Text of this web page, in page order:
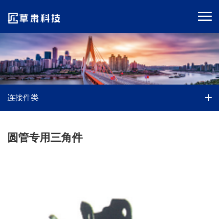
连接件类
圆管专用三角件